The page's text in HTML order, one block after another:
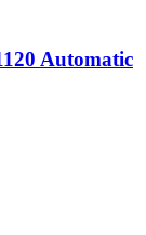
Automatic